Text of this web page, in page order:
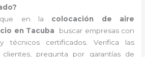
que en la colocación de aire
en Tacuba
buscar empresas con
técnicos certificados. Verifica las
pregunta por garantías de